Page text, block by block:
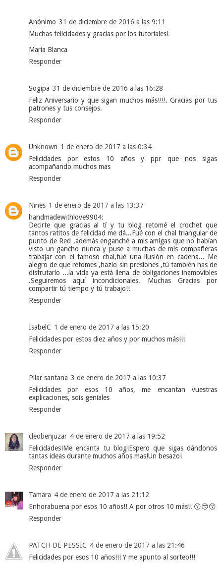
Anónimo 31 de diciembre de 2016 a las 9:11
Muchas felicidades y gracias por los tutoriales!
Maria Blanca
Responder
Sogipa 31 de diciembre de 2016 a las 16:28
Feliz Aniversario y que sigan muchos más!!!!. Gracias por tus
patrones y tus consejos.
Responder
Unknown 1 de enero de 2017 a las 0:34
Felicidades por estos 10 años y ppr que nos sigas
acompañando muchos mas
Responder
Nines 1 de enero de 2017 a las 13:37
handmadewithlove9904:
Decirte que gracias al tí y tu blog retomé el crochet que
tantos ratitos de felicidad me dá...Fué con el chal triangular de
punto de Red ,además enganché a mis amigas que no habían
visto un gancho nunca y puse a muchas de mis compañeras
trabajar con el famoso chal,fué una ilusión en cadena... Me
alegro de que retomes ,hazlo sin presiones ,tú también has de
disfrutarlo ...la vida ya está llena de obligaciones inamovibles
.Seguiremos aquí incondicionales. Muchas Gracias por
compartir tú tiempo y tú trabajo!!
Responder
IsabelC 1 de enero de 2017 a las 15:20
Felicidades por estos diez años y por muchos más!!!
Responder
Pilar santana 3 de enero de 2017 a las 10:37
Felicidades por esos 10 años, me encantan vuestras
explicaciones, sois geniales
Responder
cleobenjuzar 4 de enero de 2017 a las 19:52
Felicidades!Me encanta tu blog!Espero que sigas dándonos
tantas ideas durante muchos años mas!Un besazo!
Responder
Tamara 4 de enero de 2017 a las 21:12
Enhorabuena por esos 10 años!! A por otros 10 más!! 😙😙😙
Responder
PATCH DE PESSIC 4 de enero de 2017 a las 21:46
Felicidades por esos 10 años!!! Y me apunto al sorteo!!!